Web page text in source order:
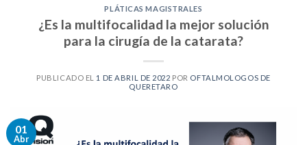
PLÁTICAS MAGISTRALES
¿Es la multifocalidad la mejor solución
para la cirugía de la catarata?
PUBLICADO EL 1 DE ABRIL DE 2022 POR OFTALMOLOGOS DE
QUERETARO
01
Abr